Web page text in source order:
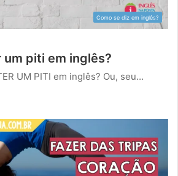
Como se diz em inglês?
piti em inglês?
UM PITI em inglês? Ou, seu…